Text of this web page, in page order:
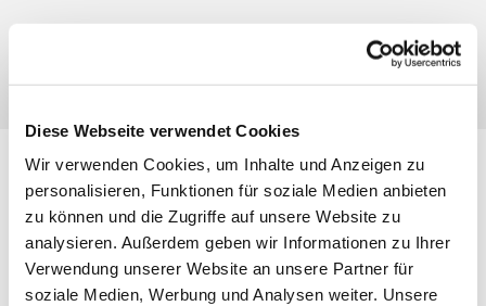
Diese Webseite verwendet Cookies
Wir verwenden Cookies, um Inhalte und Anzeigen zu
personalisieren, Funktionen für soziale Medien anbieten
zu können und die Zugriffe auf unsere Website zu
analysieren. Außerdem geben wir Informationen zu Ihrer
Verwendung unserer Website an unsere Partner für
soziale Medien, Werbung und Analysen weiter. Unsere
St. Maria Magdalena, Kirche, Platanenstraße